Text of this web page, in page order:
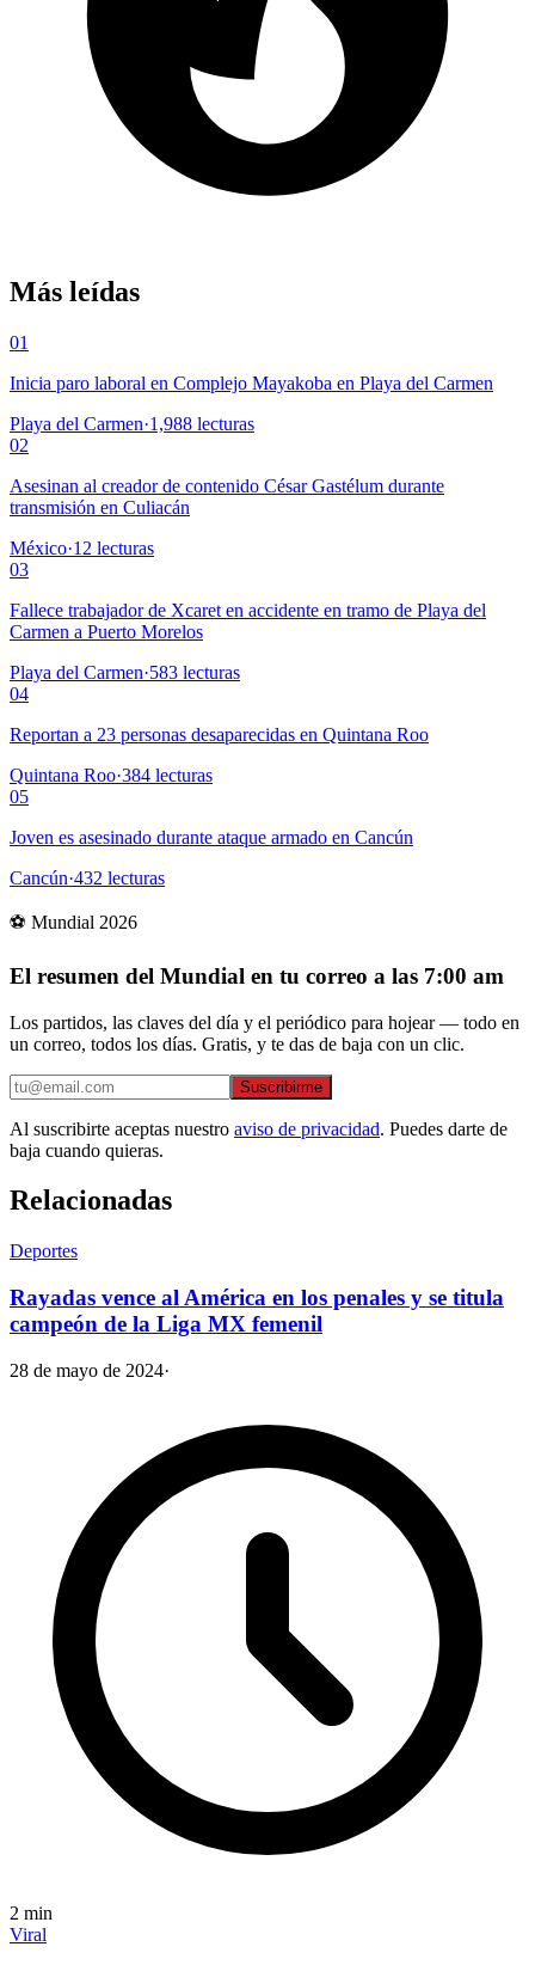
Más leídas
01
Inicia paro laboral en Complejo Mayakoba en Playa del Carmen
Playa del Carmen·1,988 lecturas
02
Asesinan al creador de contenido César Gastélum durante
transmisión en Culiacán
México·12 lecturas
03
Fallece trabajador de Xcaret en accidente en tramo de Playa del
Carmen a Puerto Morelos
Playa del Carmen·583 lecturas
04
Reportan a 23 personas desaparecidas en Quintana Roo
Quintana Roo·384 lecturas
05
Joven es asesinado durante ataque armado en Cancún
Cancún·432 lecturas
⚽ Mundial 2026
El resumen del Mundial en tu correo a las 7:00 am
Los partidos, las claves del día y el periódico para hojear — todo en
un correo, todos los días. Gratis, y te das de baja con un clic.
Suscribirme
Al suscribirte aceptas nuestro aviso de privacidad. Puedes darte de
baja cuando quieras.
Relacionadas
Deportes
Rayadas vence al América en los penales y se titula
campeón de la Liga MX femenil
28 de mayo de 2024·
2 min
Viral